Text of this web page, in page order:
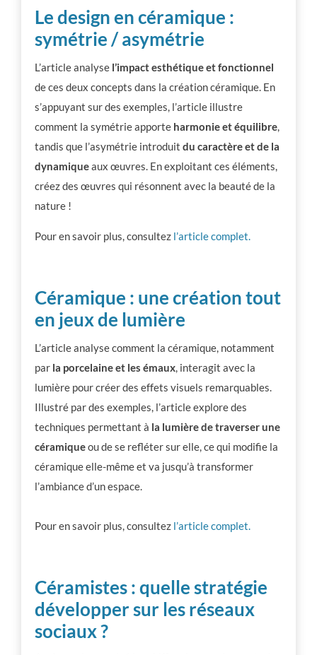
Le design en céramique :
symétrie / asymétrie
L’article analyse l’impact esthétique et fonctionnel
de ces deux concepts dans la création céramique. En
s’appuyant sur des exemples, l’article illustre
comment la symétrie apporte harmonie et équilibre,
tandis que l’asymétrie introduitdu caractère et de la
dynamiqueaux œuvres. En exploitant ces éléments,
créez des œuvres qui résonnent avec la beauté de la
nature !
Pour en savoir plus, consultez l’article complet.
Céramique : une création tout
en jeux de lumière
L’article analyse comment la céramique, notamment
par la porcelaine et les émaux, interagit avec la
lumière pour créer des effets visuels remarquables.
Illustré par des exemples, l’article explore des
techniques permettant à la lumière de traverser une
céramiqueou de se refléter sur elle, ce qui modifie la
céramique elle-même et va jusqu’à transformer
l’ambiance d’un espace.
Pour en savoir plus, consultez l’article complet.
Céramistes : quelle stratégie
développer sur les réseaux
sociaux ?